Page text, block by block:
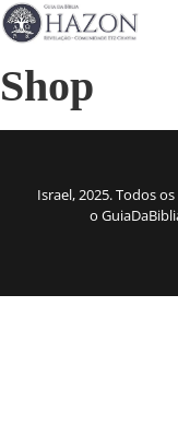
Shop
Israel, 2025. Todos
o